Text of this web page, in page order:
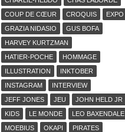
COUP DE CŒUR
CROQUIS
EXPO
GRAZIA NIDASIO
GUS BOFA
HARVEY KURTZMAN
HATIER-POCHE
HOMMAGE
ILLUSTRATION
INKTOBER
INSTAGRAM
INTERVIEW
JEFF JONES
JEU
JOHN HELD JR
KIDS
LE MONDE
LEO BAXENDALE
MOEBIUS
OKAPI
PIRATES